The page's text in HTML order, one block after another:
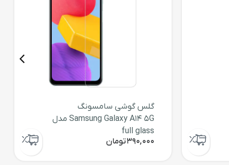
گلس گوشی سامسونگ
Samsung Galaxy A14 5G مدل
full glass
390,000تومان